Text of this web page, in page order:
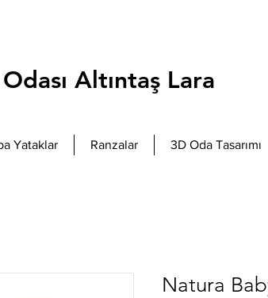
Altıntaş Lara
Yataklar Ranzalar 3D Oda Tasarımı
Natura